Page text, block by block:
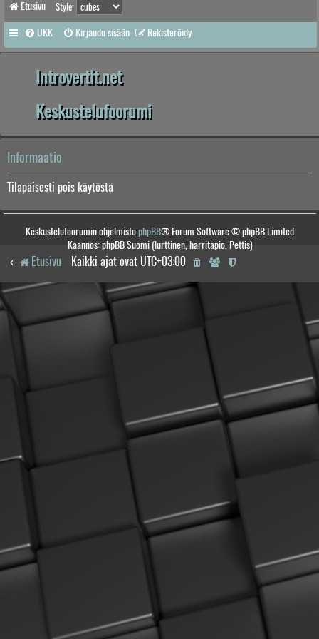
Etusivu Style:
UKK Kirjaudu sisään Rekisteröidy
Introvertit.net
Keskustelufoorumi
Informaatio
Tilapäisesti pois käytöstä
Keskustelufoorumin ohjelmistophpBB® Forum Software © phpBB Limited
Käännös: phpBB Suomi (lurttinen, harritapio, Pettis)
Etusivu Kaikki ajat ovat UTC+03:00